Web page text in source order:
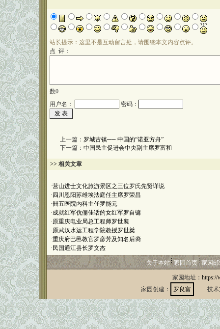
站长提示：这里不是互动留言处，请围绕本文内容点评。
点 评：
数0
用户名：
密码：
上一篇： 罗城古镇── 中国的“诺亚方舟”
下一篇： 中国民主促进会中央副主席罗富和
>> 相关文章
·营山进士文化旅游景区之三位罗氏先贤详说
· 四川恩阳苏维埃法庭任主席罗荣昌
·卌五医院内科主任罗能元
·成就红军伉俪佳话的女红军罗自镛
·原重庆电业局总工程师罗世襄
·原武汉水运工程学院教授罗世棻
·重庆府巴邑教官罗彦芳及知名后裔
· 民国通江县长罗文杰
关于本站 家园首页 家园
家园地址： https://
家园创建：
罗良富 技术